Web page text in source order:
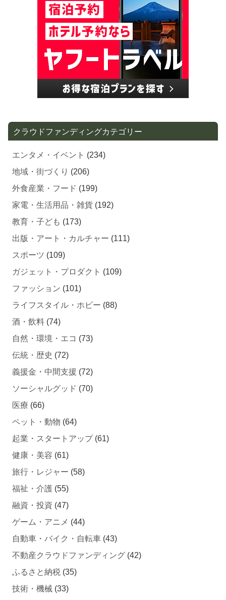
クラウドファンディングカテゴリー
エンタメ・イベント (234)
地域・街づくり (206)
外食産業・フード (199)
家電・生活用品・雑貨 (192)
教育・子ども (173)
出版・アート・カルチャー (111)
スポーツ (109)
ガジェット・プロダクト (109)
ファッション (101)
ライフスタイル・ホビー (88)
酒・飲料 (74)
自然・環境・エコ (73)
伝統・歴史 (72)
義援金・中間支援 (72)
ソーシャルグッド (70)
医療 (66)
ペット・動物 (64)
起業・スタートアップ(61)
健康・美容 (61)
旅行・レジャー (58)
福祉・介護 (55)
融資・投資 (47)
ゲーム・アニメ (44)
自動車・バイク・自転車 (43)
不動産クラウドファンディング (42)
ふるさと納税 (35)
技術・機械 (33)